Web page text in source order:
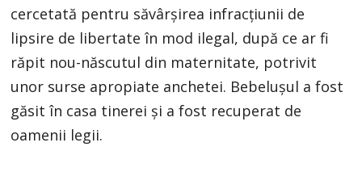
cercetată pentru săvârșirea infracțiunii de
lipsire de libertate în mod ilegal, după ce ar fi
răpit nou-născutul din maternitate, potrivit
unor surse apropiate anchetei. Bebelușul a fost
găsit în casa tinerei și a fost recuperat de
oamenii legii.